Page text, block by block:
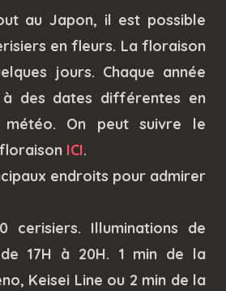
au Japon, il est possible
en fleurs. La floraison
jours. Chaque année
des dates différentes en
On peut suivre le
ICI.
endroits pour admirer
cerisiers. Illuminations de
17H à 20H. 1 min de la
Keisei Line ou 2 min de la